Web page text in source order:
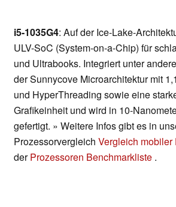
i5-1035G4: Auf der Ice-Lake-
ULV-SoC (System-on-a-Chip) für
und Ultrabooks. Integriert unter
der Sunnycove Microarchitektur mit
und HyperThreading sowie eine
Grafikeinheit und wird in 10-
gefertigt. » Weitere Infos gibt es in
Prozessorvergleich Vergleich mobiler
derProzessoren Benchmarkliste .